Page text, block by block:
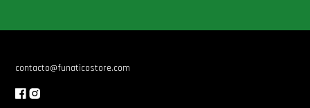
contacto@funaticostore.com